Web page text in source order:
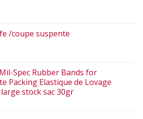
/coupe suspente
Spec Rubber Bands for
Packing Elastique de Lovage
stock sac 30gr